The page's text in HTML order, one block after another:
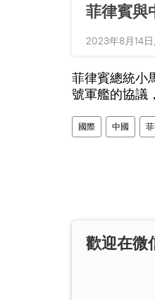
菲律賓與
2023年8月14
菲律賓總統小
號軍艦的協議
國際 中國
歡迎在微